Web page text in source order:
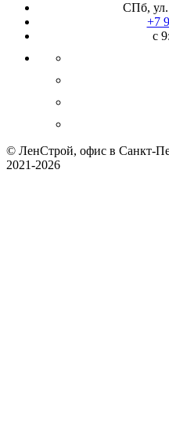
СПб, ул.
+7
с
© ЛенСтрой, офис в Санкт-
2021-2026